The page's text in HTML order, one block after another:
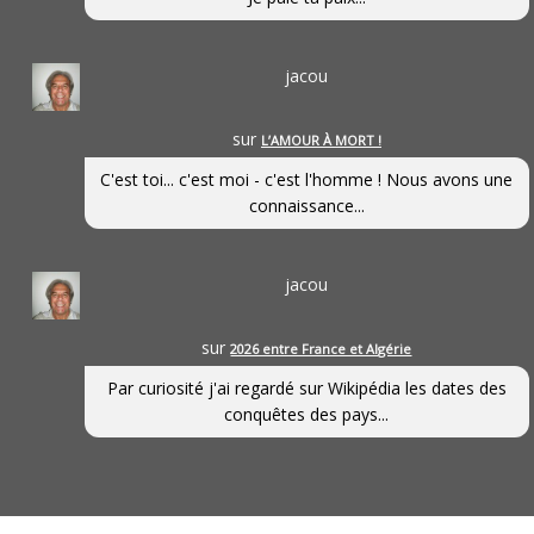
jacou
sur L’AMOUR À MORT !
C'est toi... c'est moi - c'est l'homme ! Nous avons une
connaissance...
jacou
sur2026 entre France et Algérie
Par curiosité j'ai regardé sur Wikipédia les dates des
conquêtes des pays...